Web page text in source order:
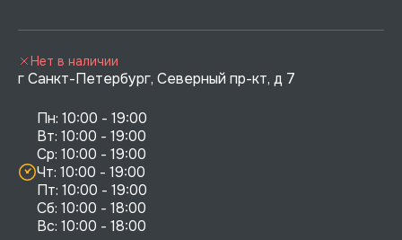
г Санкт-Петербург, Северный пр-кт, д 7
Пн: 10:00 - 19:00
Вт: 10:00 - 19:00
Ср: 10:00 - 19:00
Чт: 10:00 - 19:00
Пт: 10:00 - 19:00
Сб: 10:00 - 18:00
Нет в наличии